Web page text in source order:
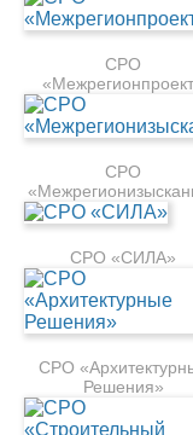
СРО
СРО
СРО «СИЛА»
СРО
Решения»